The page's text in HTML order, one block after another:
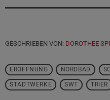
GESCHRIEBEN VON: DOROTHEE
ERÖFFNUNG NORDBAD
STADTWERKE SWT TRIER